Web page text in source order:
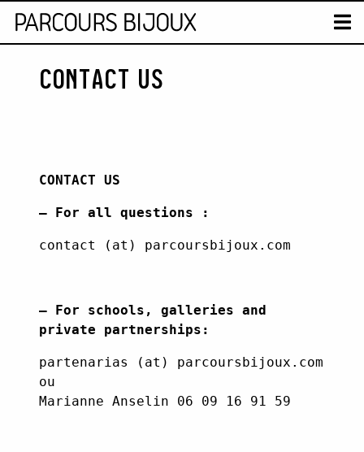
Retour au contenu
MAPCONTACT US
CONTACT US
– For all questions :
contact (at) parcoursbijoux.com
– For schools, galleries and
private partnerships:
partenarias (at) parcoursbijoux.com
ou
Marianne Anselin 06 09 16 91 59
SEARCH :